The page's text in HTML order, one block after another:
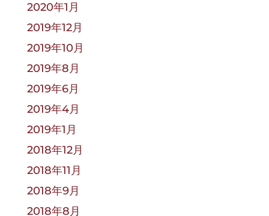
2020年1月
2019年12月
2019年10月
2019年8月
2019年6月
2019年4月
2019年1月
2018年12月
2018年11月
2018年9月
2018年8月